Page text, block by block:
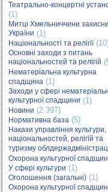
Театрально-концертні
(1)
Митці Хмельниччини
України (1)
Національності та релігії
Основні заходи з питань
національностей та релігій
Нематеріальна культурна
спадщина (1)
Заходи у сфері
культурної спадщини (1)
Новини (2 397)
Нормативна база (5)
Накази управління культури,
національностей, релігій та
туризму
Охорона культурної
У сфері культури (1)
Оголошення (загальні) (1)
Охорона культурної